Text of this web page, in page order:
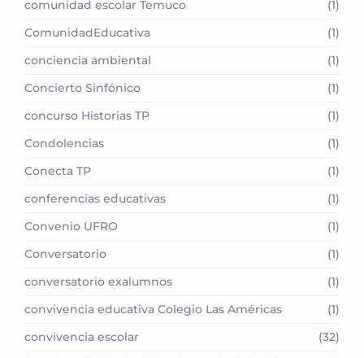
comunidad escolar Temuco
(1)
ComunidadEducativa
(1)
conciencia ambiental
(1)
Concierto Sinfónico
(1)
concurso Historias TP
(1)
Condolencias
(1)
Conecta TP
(1)
conferencias educativas
(1)
Convenio UFRO
(1)
Conversatorio
(1)
conversatorio exalumnos
(1)
convivencia educativa Colegio Las Américas
(1)
convivencia escolar
(32)